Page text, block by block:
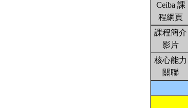
Ceiba 課
程網頁
課程簡介
影片
核心能力
關聯